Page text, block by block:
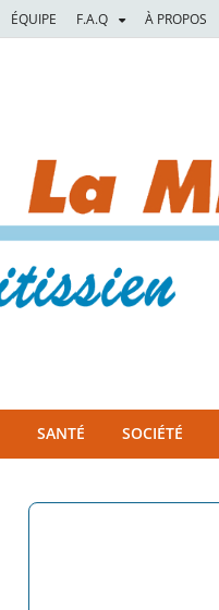
ÉQUIPE F.A.Q À PROPOS
SANTÉ SOCIÉTÉ